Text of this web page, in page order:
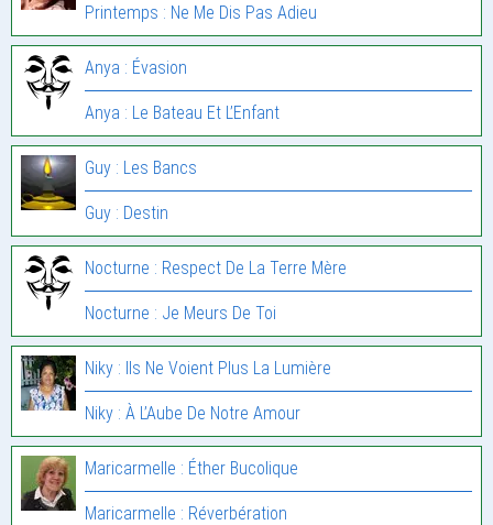
Printemps : Ne Me Dis Pas Adieu
Anya : Évasion
Anya : Le Bateau Et L’Enfant
Guy : Les Bancs
Guy : Destin
Nocturne : Respect De La Terre Mère
Nocturne : Je Meurs De Toi
Niky : Ils Ne Voient Plus La Lumière
Niky : À L’Aube De Notre Amour
Maricarmelle : Éther Bucolique
Maricarmelle : Réverbération